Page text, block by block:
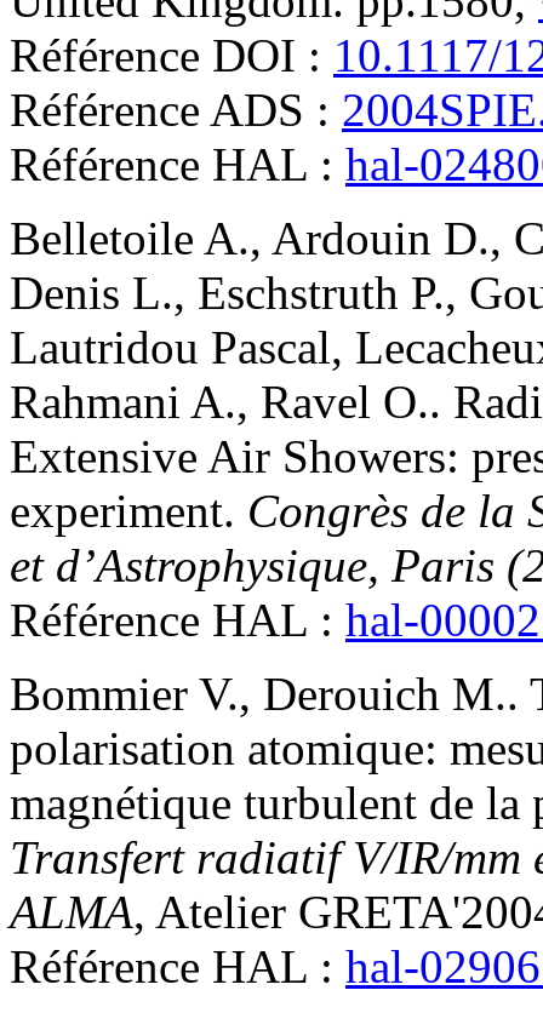
Référence DOI : 10.1117/
Référence ADS :
Référence HAL : hal-
Belletoile A., Ardouin D.,
Denis L., Eschstruth P.,
Lautridou Pascal,
Rahmani A., Ravel O..
Extensive Air Showers:
experiment. Congrès de la
et d’Astrophysique, Paris
Référence HAL : hal-
Bommier V., Derouich M..
polarisation atomique:
magnétique turbulent de la
Transfert radiatif V/IR/
ALMA, Atelier
Référence HAL : hal-